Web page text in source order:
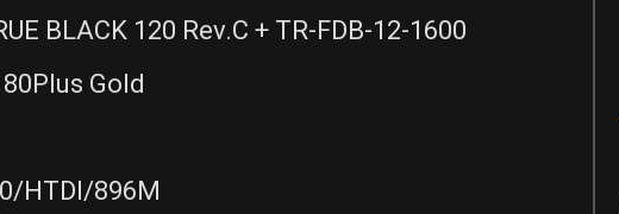
BLACK 120 Rev.C + TR-FDB-12-1600
Gold
HTDI/896M